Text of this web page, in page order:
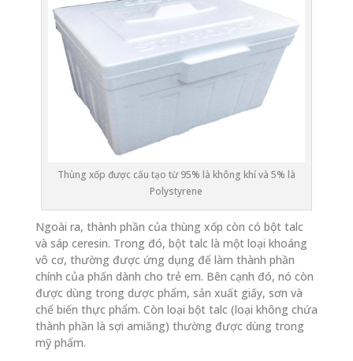
Thùng xốp được cấu tạo từ 95% là không khí và 5% là
Polystyrene
Ngoài ra, thành phần của thùng xốp còn có bột talc
và sáp ceresin. Trong đó, bột talc là một loại khoáng
vô cơ, thường được ứng dụng để làm thành phần
chính của phấn dành cho trẻ em. Bên cạnh đó, nó còn
được dùng trong dược phẩm, sản xuất giấy, sơn và
chế biến thực phẩm. Còn loại bột talc (loại không chứa
thành phần là sợi amiăng) thường được dùng trong
mỹ phẩm.